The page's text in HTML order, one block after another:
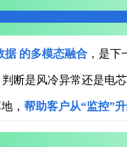
据的多模态融合 ，是
断是风冷异常还是电芯
， 帮助客户从“监控”